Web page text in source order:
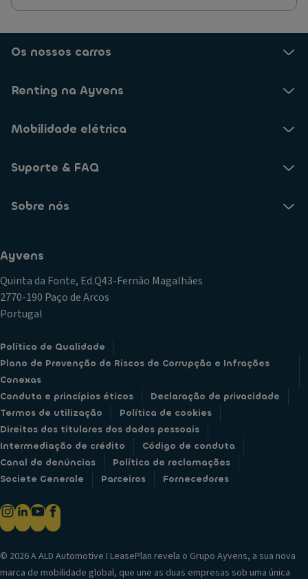
Os nossos carros
Renting na Ayvens
Mobilidade elétrica
Suporte & FAQ
Sobre nós
Ayvens
Quinta da Fonte, Ed.Q43-Fernão Magalhães
2770-190 Paço de Arcos
Portugal
Política de Qualidade
Plano de Prevenção de Riscos de Corrupção e Infrações
Conexas
Conduta e princípios éticos
Declaração de privacidade
Termos de utilização
Política de cookies
Direitos dos titulares dos dados pessoais
Intermediação de crédito
Código de conduta
Canal de denúncias
Política de reclamações
Societe Generale
Parceiros Fornecedores
© 2026 A ALD Automotive I LeasePlan revela o Grupo Ayvens, a sua nova
marca de mobilidade global, que une as duas empresas sob uma única